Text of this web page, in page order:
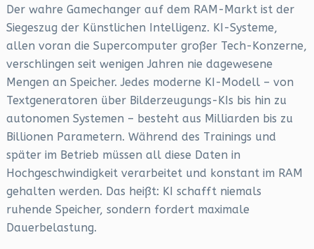
Der wahre Gamechanger auf dem RAM-Markt ist der
Siegeszug der Künstlichen Intelligenz. KI-Systeme,
allen voran die Supercomputer großer Tech-Konzerne,
verschlingen seit wenigen Jahren nie dagewesene
Mengen an Speicher. Jedes moderne KI-Modell – von
Textgeneratoren über Bilderzeugungs-KIs bis hin zu
autonomen Systemen – besteht aus Milliarden bis zu
Billionen Parametern. Während des Trainings und
später im Betrieb müssen all diese Daten in
Hochgeschwindigkeit verarbeitet und konstant im RAM
gehalten werden. Das heißt: KI schafft niemals
ruhende Speicher, sondern fordert maximale
Dauerbelastung.